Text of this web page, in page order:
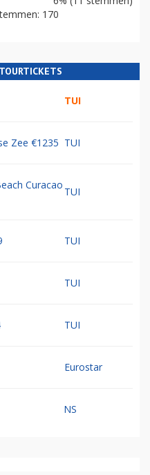
170
TUI
Zee €1235 TUI
Curacao
TUI
TUI
TUI
TUI
Eurostar
NS